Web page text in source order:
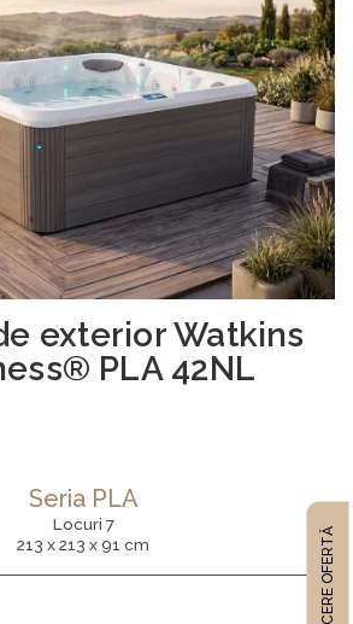
exterior Watkins
PLA 42NL
Seria PLA
Locuri 7
213 x 213 x 91 cm
CERE OFERTĂ